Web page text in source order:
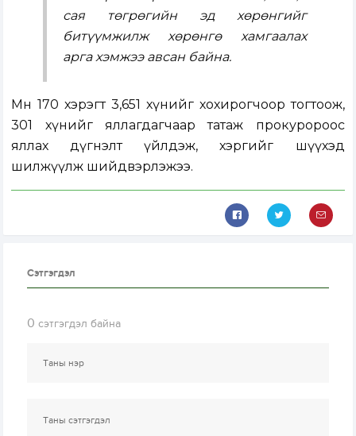
сая төгрөгийн эд хөрөнгийг
битүүмжилж хөрөнгө хамгаалах
арга хэмжээ авсан байна.
Мөн 170 хэрэгт 3,651 хүнийг хохирогчоор тогтоож,
301 хүнийг яллагдагчаар татаж прокуророос
яллах дүгнэлт үйлдэж, хэргийг шүүхэд
шилжүүлж шийдвэрлэжээ.
Сэтгэгдэл
0 сэтгэгдэл байна